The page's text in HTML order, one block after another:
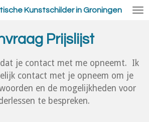
Kunstschilder in Groningen
Prijslijst
je contact met me opneemt. Ik
contact met je opneem om je
en de mogelijkheden voor
te bespreken.